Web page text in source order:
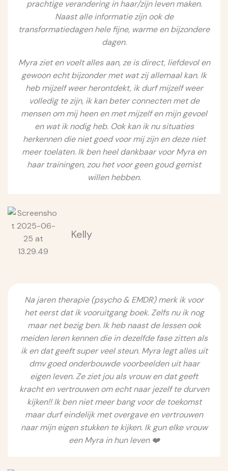
prachtige verandering in haar/zijn leven maken.
Naast alle informatie zijn ook de
transformatiedagen hele fijne, warme en bijzondere
dagen.
Myra ziet en voelt alles aan, ze is direct, liefdevol en
gewoon echt bijzonder met wat zij allemaal kan. Ik
heb mijzelf weer herontdekt, ik durf mijzelf weer
volledig te zijn, ik kan beter connecten met de
mensen om mij heen en met mijzelf en mijn gevoel
en wat ik nodig heb. Ook kan ik nu situaties
herkennen die niet goed voor mij zijn en deze niet
meer toelaten. Ik ben heel dankbaar voor Myra en
haar trainingen, zou het voor geen goud gemist
willen hebben.
Kelly
Na jaren therapie (psycho & EMDR) merk ik voor
het eerst dat ik vooruitgang boek. Zelfs nu ik nog
maar net bezig ben. Ik heb naast de lessen ook
meiden leren kennen die in dezelfde fase zitten als
ik en dat geeft super veel steun. Myra legt alles uit
dmv goed onderbouwde voorbeelden uit haar
eigen leven. Ze ziet jou als vrouw en dat geeft
kracht en vertrouwen om echt naar jezelf te durven
kijken!! Ik ben niet meer bang voor de toekomst
maar durf eindelijk met overgave en vertrouwen
naar mijn eigen stukken te kijken. Ik gun elke vrouw
een Myra in hun leven ❤️